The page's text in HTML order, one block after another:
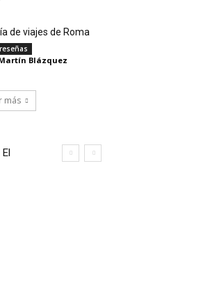
de viajes de Roma
Blázquez
más
El